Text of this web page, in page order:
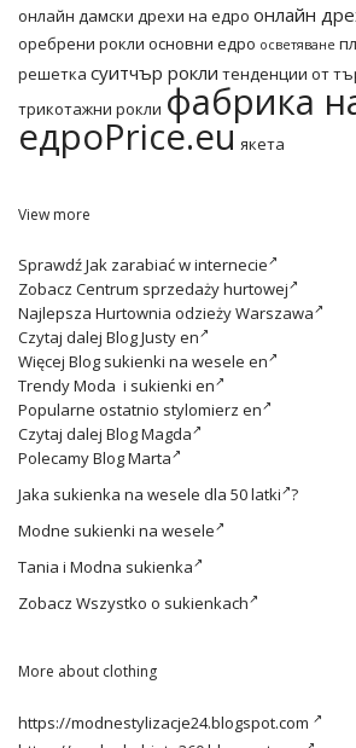
онлайн дамски дрехи на едро онлайн
оребрени рокли основни едро осветяване
решетка суитчър рокли тенденции от
трикотажни рокли фабрика
едроPrice.euякета
View more
SprawdźJak zarabiać w internecie
Zobacz Centrum sprzedaży hurtowej
Najlepsza Hurtownia odzieży Warszawa
Czytaj dalej Blog Justy en
Więcej Blog sukienki na wesele en
TrendyModa i sukienki en
Popularne ostatnio stylomierz en
Czytaj dalej Blog Magda
PolecamyBlog Marta
Jaka sukienka na wesele dla 50 latki ?
Modne sukienki na wesele
Tania i Modna sukienka
Zobacz Wszystko o sukienkach
More about clothing
https://modnestylizacje24.blogspot.com